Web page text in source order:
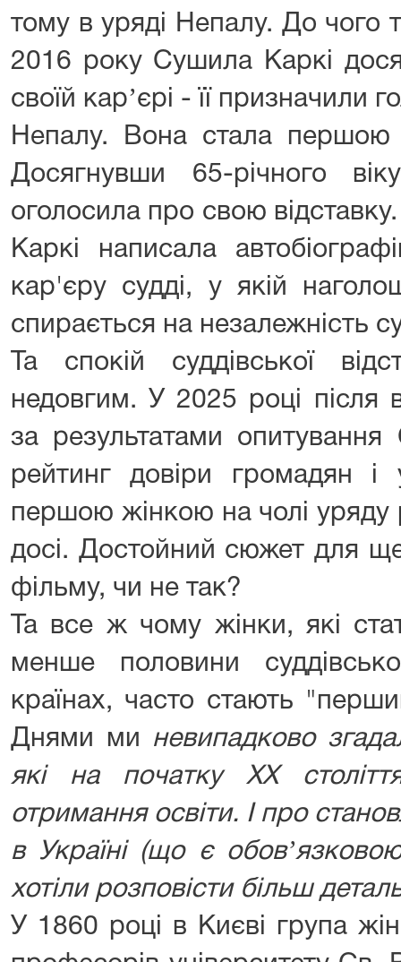
тому в уряді Непалу. До чого
2016 року Сушила Каркі
своїй карʼєрі - її призначили
Непалу. Вона стала першою
Досягнувши 65-річного
оголосила про свою
Каркі написала
кар'єру судді, у якій
спирається на незалежність
Та спокій суддівської
недовгим. У 2025 році після
за результатами
рейтинг довіри громадян
першою жінкою на чолі уряду
досі. Достойний сюжет для ще
фільму, чи не так?
Та все ж чому жінки, які
менше половини
країнах, часто стають
Днями ми невипадково
які на початку ХХ
отримання освіти. І про
в Україні (що є
хотіли розповісти більш
У 1860 році в Києві група